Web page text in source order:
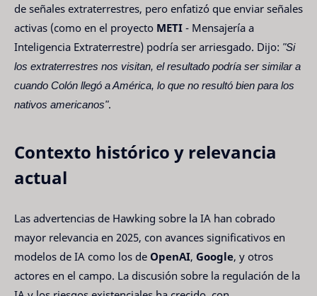
de señales extraterrestres, pero enfatizó que enviar señales
activas (como en el proyecto METI - Mensajería a
Inteligencia Extraterrestre) podría ser arriesgado. Dijo: "Si
los extraterrestres nos visitan, el resultado podría ser similar a
cuando Colón llegó a América, lo que no resultó bien para los
nativos americanos".
Contexto histórico y relevancia
actual
Las advertencias de Hawking sobre la IA han cobrado
mayor relevancia en 2025, con avances significativos en
modelos de IA como los de OpenAI, Google, y otros
actores en el campo. La discusión sobre la regulación de la